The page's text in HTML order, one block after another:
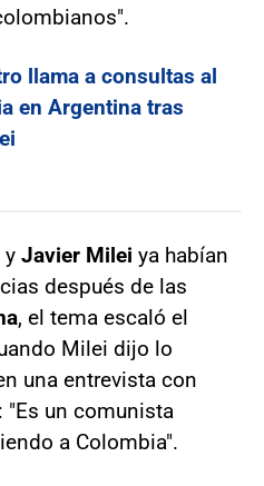
llama a consultas al
en Argentina tras
y Javier Milei ya habían
después de las
, el tema escaló el
Milei dijo lo
una entrevista con
: "Es un comunista
a Colombia".